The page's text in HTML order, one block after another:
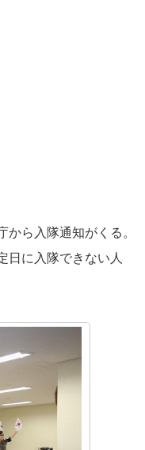
ら入隊通知がくる。
日に入隊できない人